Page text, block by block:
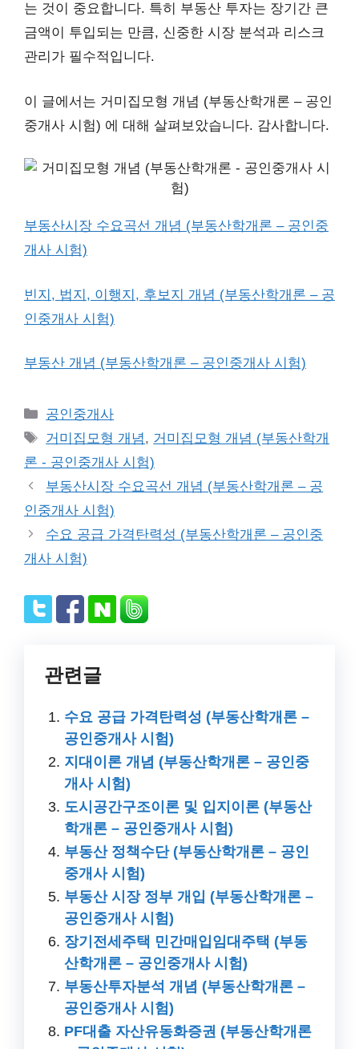
는 것이 중요합니다. 특히 부동산 투자는 장기간 큰
금액이 투입되는 만큼, 신중한 시장 분석과 리스크
관리가 필수적입니다.
이 글에서는 거미집모형 개념 (부동산학개론 – 공인
중개사 시험) 에 대해 살펴보았습니다. 감사합니다.
부동산시장 수요곡선 개념 (부동산학개론 – 공인중
개사 시험)
빈지, 법지, 이행지, 후보지 개념 (부동산학개론 – 공
인중개사 시험)
부동산 개념 (부동산학개론 – 공인중개사 시험)
Categories
공인중개사
Tags
거미집모형 개념, 거미집모형 개념 (부동산학개
론 - 공인중개사 시험)
부동산시장 수요곡선 개념 (부동산학개론 – 공
인중개사 시험)
수요 공급 가격탄력성 (부동산학개론 – 공인중
개사 시험)
관련글
수요 공급 가격탄력성 (부동산학개론 –
공인중개사 시험)
지대이론 개념 (부동산학개론 – 공인중
개사 시험)
도시공간구조이론 및 입지이론 (부동산
학개론 – 공인중개사 시험)
부동산 정책수단 (부동산학개론 – 공인
중개사 시험)
부동산 시장 정부 개입 (부동산학개론 –
공인중개사 시험)
장기전세주택 민간매입임대주택 (부동
산학개론 – 공인중개사 시험)
부동산투자분석 개념 (부동산학개론 –
공인중개사 시험)
PF대출 자산유동화증권 (부동산학개론